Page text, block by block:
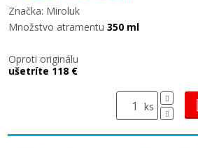
Značka: Miroluk
Množstvo atramentu 350 ml
Oproti originálu
ušetríte 118 €
ks